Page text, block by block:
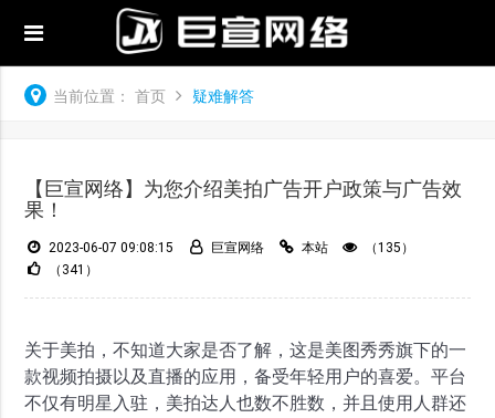
当前位置： 首页 疑难解答
【巨宣网络】为您介绍美拍广告开户政策与广告效
果！
2023-06-07 09:08:15 巨宣网络 本站
（135）
（341）
关于美拍，不知道大家是否了解，这是美图秀秀旗下的一
款视频拍摄以及直播的应用，备受年轻用户的喜爱。平台
不仅有明星入驻，美拍达人也数不胜数，并且使用人群还